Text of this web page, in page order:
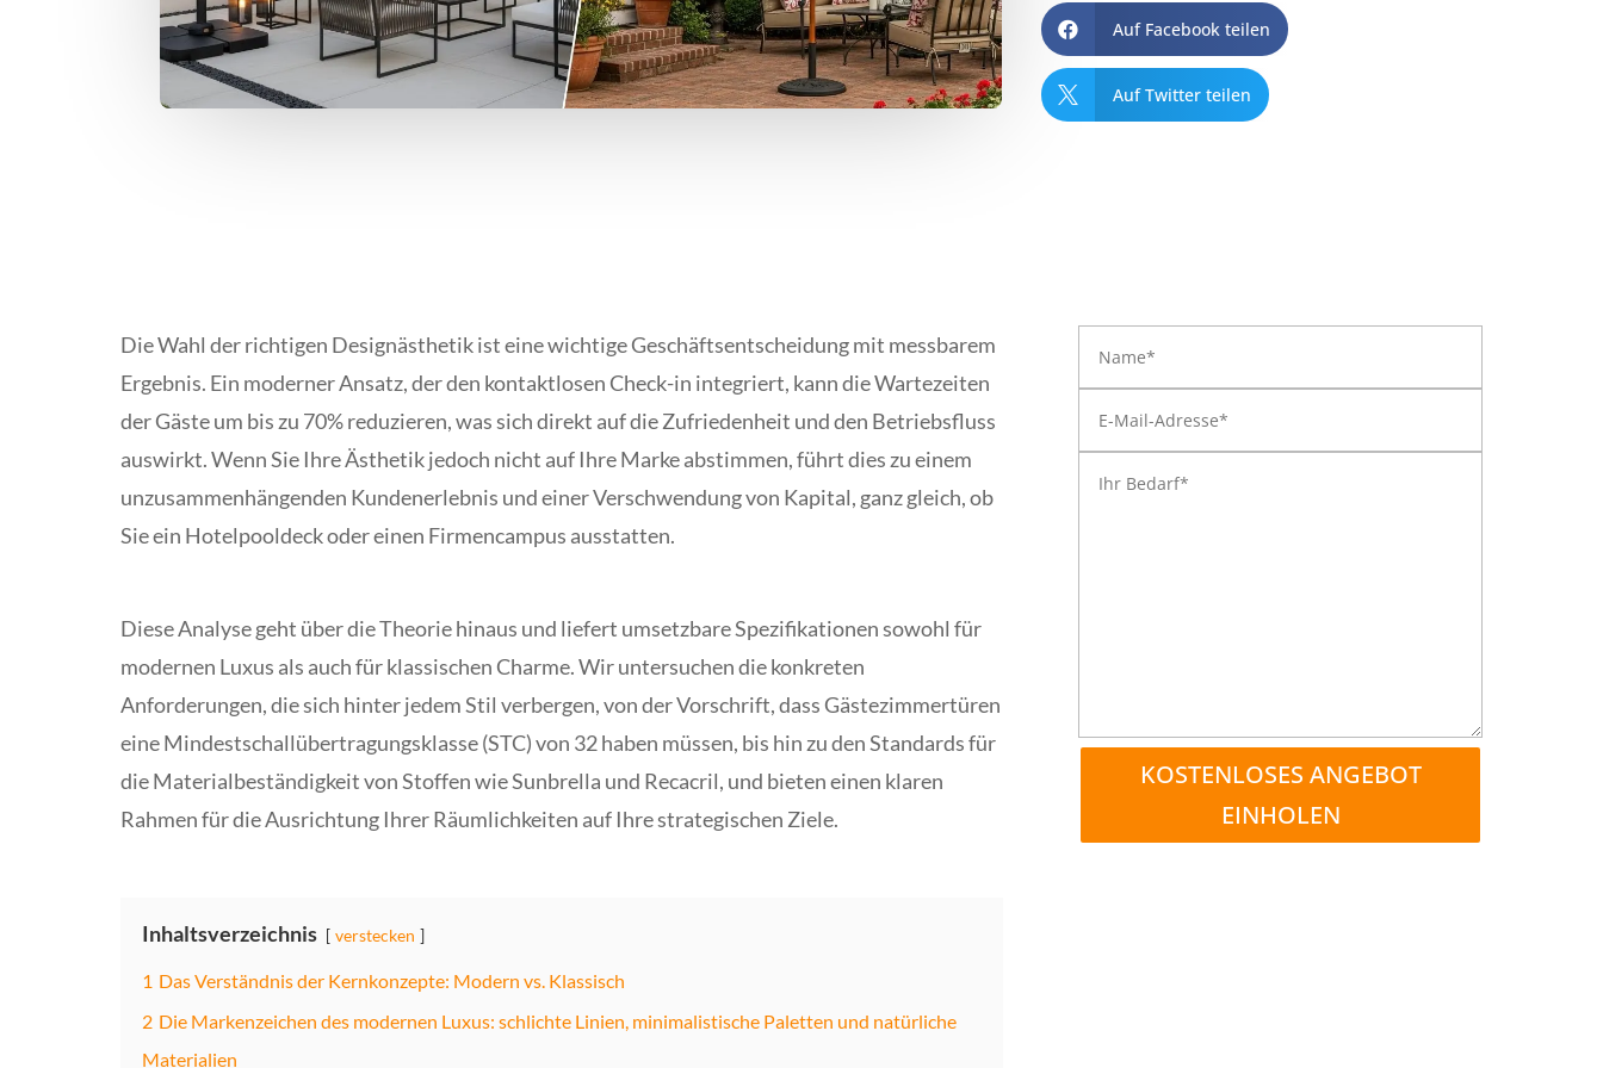
 Auf Facebook teilen
 Auf Twitter teilen
Die Wahl der richtigen Designästhetik ist eine wichtige Geschäftsentscheidung mit messbarem
Ergebnis. Ein moderner Ansatz, der den kontaktlosen Check-in integriert, kann die Wartezeiten
der Gäste um bis zu 70% reduzieren, was sich direkt auf die Zufriedenheit und den Betriebsfluss
auswirkt. Wenn Sie Ihre Ästhetik jedoch nicht auf Ihre Marke abstimmen, führt dies zu einem
unzusammenhängenden Kundenerlebnis und einer Verschwendung von Kapital, ganz gleich, ob
Sie ein Hotelpooldeck oder einen Firmencampus ausstatten.
Diese Analyse geht über die Theorie hinaus und liefert umsetzbare Spezifikationen sowohl für
modernen Luxus als auch für klassischen Charme. Wir untersuchen die konkreten
Anforderungen, die sich hinter jedem Stil verbergen, von der Vorschrift, dass Gästezimmertüren
eine Mindestschallübertragungsklasse (STC) von 32 haben müssen, bis hin zu den Standards für
die Materialbeständigkeit von Stoffen wie Sunbrella und Recacril, und bieten einen klaren
Rahmen für die Ausrichtung Ihrer Räumlichkeiten auf Ihre strategischen Ziele.
Inhaltsverzeichnis verstecken
1 Das Verständnis der Kernkonzepte: Modern vs. Klassisch
2 Die Markenzeichen des modernen Luxus: schlichte Linien, minimalistische Paletten und natürliche
Materialien
KOSTENLOSES ANGEBOT
EINHOLEN